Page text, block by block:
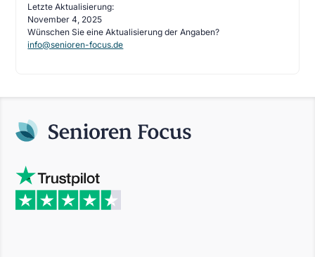
Letzte Aktualisierung:
November 4, 2025
Wünschen Sie eine Aktualisierung der Angaben?
info@senioren-focus.de